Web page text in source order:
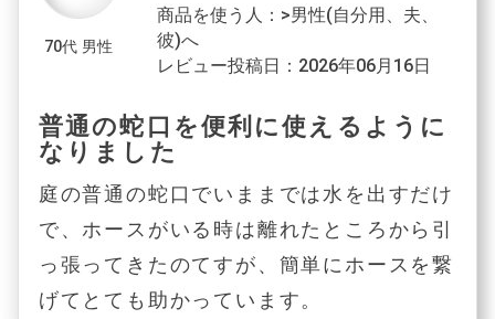
70代 男性
商品を使う人：>男性(自分用、夫、
彼)へ
レビュー投稿日：2026年06月16日
普通の蛇口を便利に使えるように
なりました
庭の普通の蛇口でいままでは水を出すだけ
で、ホースがいる時は離れたところから引
っ張ってきたのてすが、簡単にホースを繋
げてとても助かっています。